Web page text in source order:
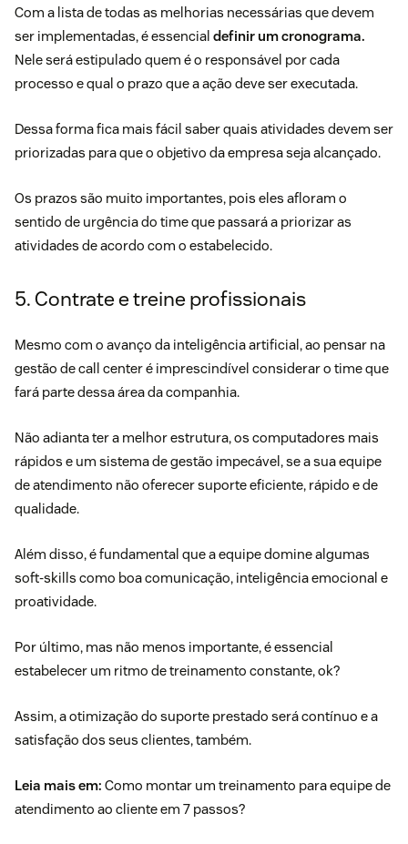
Com a lista de todas as melhorias necessárias que devem
ser implementadas, é essencial definir um cronograma.
Nele será estipulado quem é o responsável por cada
processo e qual o prazo que a ação deve ser executada.
Dessa forma fica mais fácil saber quais atividades devem ser
priorizadas para que o objetivo da empresa seja alcançado.
Os prazos são muito importantes, pois eles afloram o
sentido de urgência do time que passará a priorizar as
atividades de acordo com o estabelecido.
5. Contrate e treine profissionais
Mesmo com o avanço da inteligência artificial , ao pensar na
gestão de call center é imprescindível considerar o time que
fará parte dessa área da companhia.
Não adianta ter a melhor estrutura, os computadores mais
rápidos e um sistema de gestão impecável, se a sua equipe
de atendimento não oferecer suporte eficiente, rápido e de
qualidade.
Além disso, é fundamental que a equipe domine algumas
soft-skills como boa comunicação, inteligência emocional e
proatividade.
Por último, mas não menos importante, é essencial
estabelecer um ritmo de treinamento constante, ok?
Assim, a otimização do suporte prestado será contínuo e a
satisfação dos seus clientes, também.
Leia mais em: Como montar um treinamento para equipe de
atendimento ao clienteem 7 passos?